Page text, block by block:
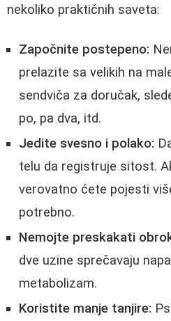
nekoliko praktičnih saveta:
Započnite postepeno:
prelazite sa velikih na
sendviča za doručak,
po, pa dva, itd.
Jedite svesno i polako:
telu da registruje sitost.
verovatno ćete pojesti
potrebno.
Nemojte preskakati
dve uzine sprečavaju
metabolizam.
Koristite manje tanjire: